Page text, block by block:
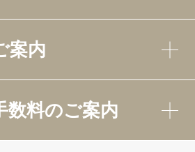
案内
数料のご案内